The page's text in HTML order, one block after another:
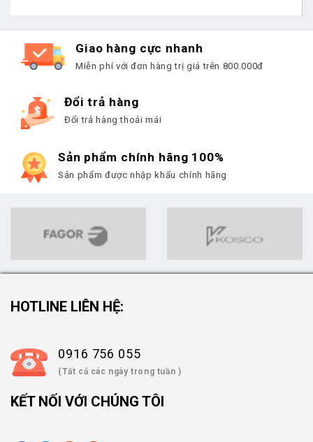
Giao hàng cực nhanh
Miễn phí với đơn hàng trị giá trên 800.000đ
Đổi trả hàng
Đổi trả hàng thoải mái
Sản phẩm chính hãng 100%
Sản phẩm được nhập khẩu chính hãng
HOTLINE LIÊN HỆ:
0916 756 055
(Tất cả các ngày trong tuần )
KẾT NỐI VỚI CHÚNG TÔI